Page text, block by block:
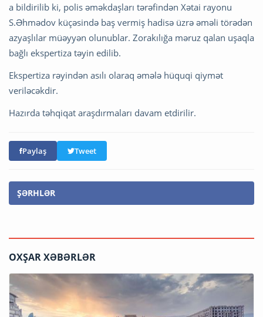
a bildirilib ki, polis əməkdaşları tərəfindən Xətai rayonu
S.Əhmədov küçəsində baş vermiş hadisə üzrə əməli törədən
azyaşlılar müəyyən olunublar. Zorakılığa məruz qalan uşaqla
bağlı ekspertiza təyin edilib.
Ekspertiza rəyindən asılı olaraq əmələ hüquqi qiymət
veriləcəkdir.
Hazırda təhqiqat araşdırmaları davam etdirilir.
Paylaş Tweet
ŞƏRHLƏR
OXŞAR XƏBƏRLƏR